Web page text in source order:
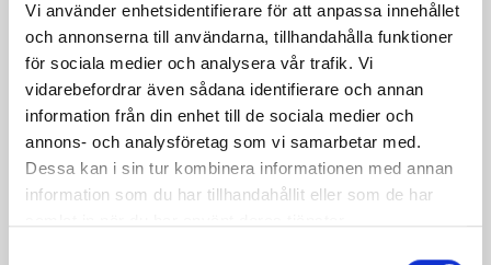
Vi använder enhetsidentifierare för att anpassa innehållet
och annonserna till användarna, tillhandahålla funktioner
för sociala medier och analysera vår trafik. Vi
vidarebefordrar även sådana identifierare och annan
information från din enhet till de sociala medier och
annons- och analysföretag som vi samarbetar med.
Dessa kan i sin tur kombinera informationen med annan
information som du har tillhandahållit eller som de har
Brittas
chokladmoussetårta
Vit chokladmoussetårta
på mörk chokladbotten